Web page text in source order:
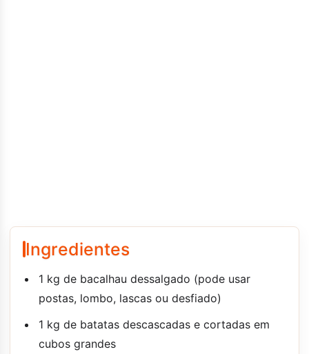
Ingredientes
1 kg de bacalhau dessalgado (pode usar
postas, lombo, lascas ou desfiado)
1 kg de batatas descascadas e cortadas em
cubos grandes